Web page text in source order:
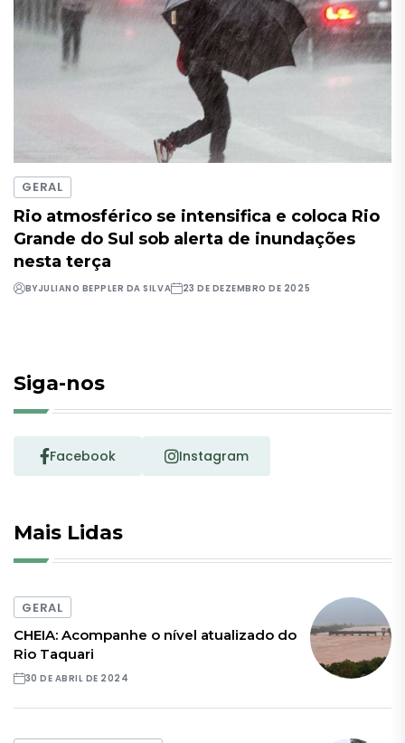
GERAL
Rio atmosférico se intensifica e coloca Rio
Grande do Sul sob alerta de inundações
nesta terça
BYJULIANO BEPPLER DA SILVA 23 DE DEZEMBRO DE 2025
Siga-nos
Facebook Instagram
Mais Lidas
GERAL
CHEIA: Acompanhe o nível atualizado do
Rio Taquari
30 DE ABRIL DE 2024